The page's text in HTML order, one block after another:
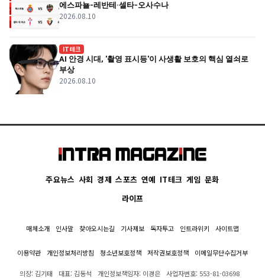
에스파뇰-레반테·셀타-오사수나
2026.08.10
IT테크
AI 안경 시대, '촬영 표시등'이 사생활 보호의 핵심 열쇠로
부상
2026.08.10
주요뉴스 사회 경제 스포츠 연예 IT테크 게임 문화
라이프
매체소개 인사말 찾아오시는길 기사제보 독자투고 인트라위키 사이트맵
이용약관 개인정보처리방침 청소년보호정책 저작권보호정책 이메일무단수집거부
의장: 김기태 대표: 김동석 개인정보책임자: 이경은 사업자번호: 553-81-03698